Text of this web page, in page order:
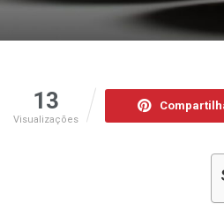
13
Visualizações